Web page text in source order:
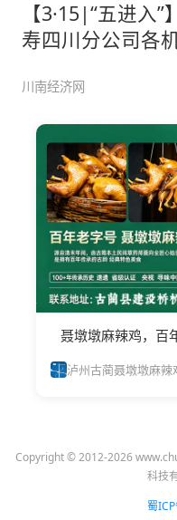
【3·15|“五进入”
寿四川分公司各
川南经济网
聂墩墩麻辣鸡，百
泸州古蔺聂墩墩麻辣
Copyright © 2012-2026
科技
蜀